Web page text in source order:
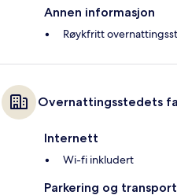
Annen informasjon
Røykfritt
Overnattingsstedets
Internett
Wi-fi inkludert
Parkering og transport